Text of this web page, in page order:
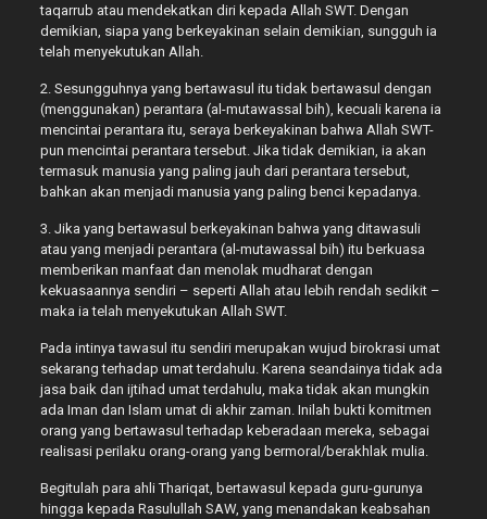
taqarrub atau mendekatkan diri kepada Allah SWT. Dengan
demikian, siapa yang berkeyakinan selain demikian, sungguh ia
telah menyekutukan Allah.
2. Sesungguhnya yang bertawasul itu tidak bertawasul dengan
(menggunakan) perantara (al-mutawassal bih), kecuali karena ia
mencintai perantara itu, seraya berkeyakinan bahwa Allah SWT-
pun mencintai perantara tersebut. Jika tidak demikian, ia akan
termasuk manusia yang paling jauh dari perantara tersebut,
bahkan akan menjadi manusia yang paling benci kepadanya.
3. Jika yang bertawasul berkeyakinan bahwa yang ditawasuli
atau yang menjadi perantara (al-mutawassal bih) itu berkuasa
memberikan manfaat dan menolak mudharat dengan
kekuasaannya sendiri – seperti Allah atau lebih rendah sedikit –
maka ia telah menyekutukan Allah SWT.
Pada intinya tawasul itu sendiri merupakan wujud birokrasi umat
sekarang terhadap umat terdahulu. Karena seandainya tidak ada
jasa baik dan ijtihad umat terdahulu, maka tidak akan mungkin
ada Iman dan Islam umat di akhir zaman. Inilah bukti komitmen
orang yang bertawasul terhadap keberadaan mereka, sebagai
realisasi perilaku orang-orang yang bermoral/berakhlak mulia.
Begitulah para ahli Thariqat, bertawasul kepada guru-gurunya
hingga kepada Rasulullah SAW, yang menandakan keabsahan